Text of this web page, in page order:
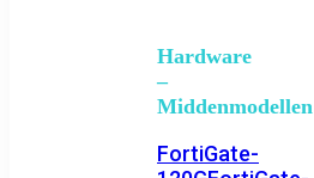
Hardware
–
Middenmodellen
FortiGate-